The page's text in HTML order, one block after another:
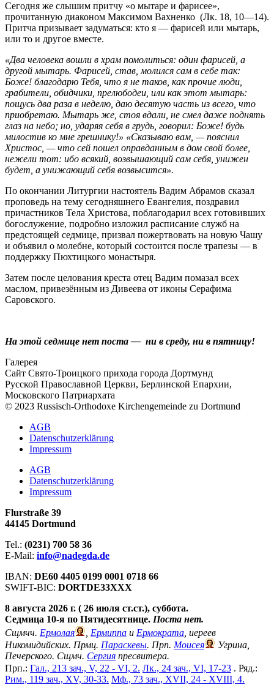
Сегодня же слышим притчу «о мытаре и фарисее»,
прочитанную диаконом Максимом Вахненко (Лк. 18, 10—14).
Притча призывает задуматься: кто я — фарисей или мытарь,
или то и другое вместе.
«Два человека вошли в храм помолиться: один фарисей, а
другой мытарь. Фарисей, став, молился сам в себе так:
Боже! благодарю Тебя, что я не таков, как прочие люди,
грабители, обидчики, прелюбодеи, или как этот мытарь:
пощусь два раза в неделю, даю десятую часть из всего, что
приобретаю. Мытарь же, стоя вдали, не смел даже поднять
глаз на небо; но, ударяя себя в грудь, говорил: Боже! будь
милостив ко мне грешнику!» «Сказываю вам, — пояснил
Христос, — что сей пошел оправданным в дом свой более,
нежели тот: ибо всякий, возвышающий сам себя, унижен
будет, а унижающий себя возвысится».
По окончании Литургии настоятель Вадим Абрамов сказал
проповедь на тему сегодняшнего Евангелия, поздравил
причастников Тела Христова, поблагодарил всех готовивших
богослужение, подробно изложил расписание служб на
предстоящей седмице, призвал пожертвовать на новую Чашу
и объявил о молебне, который состоится после трапезы — в
поддержку Пюхтицкого монастыря.
Затем после целования креста отец Вадим помазал всех
маслом, привезённым из Дивеева от иконы Серафима
Саровского.
На этой седмице нет поста — ни в среду, ни в пятницу!
Галерея
Сайт Свято-Троицкого прихода города Дортмунд
Русской Православной Церкви, Берлинской Епархии,
Московского Патриархата
© 2023 Russisch-Orthodoxe Kirchengemeinde zu Dortmund
АGB
Datenschutzerklärung
Impressum
АGB
Datenschutzerklärung
Impressum
Flurstraße 39
44145 Dortmund
Tel.: (0231) 700 58 36
E-Mail: info@nadegda.de
IBAN: DE60 4405 0199 0001 0718 66
SWIFT-BIC: DORTDE33XXX
8 августа 2026 г. ( 26 июля ст.ст.), суббота.
Седмица 10-я по Пятидесятнице. Поста нет.
Сщмчч. Ермолая Ермиппа и Ермократа , иереев
Никомидийских. Прмц. Параскевы. Прп. Моисея
Угрина,
Печерского. Сщмч. Сергия пресвитера.
Прп.: Гал., 213 зач., V, 22 - VI, 2. Лк., 24 зач., VI, 17-23 . Ряд.:
Рим., 119 зач., XV, 30-33. Мф., 73 зач., XVII, 24 - XVIII, 4.